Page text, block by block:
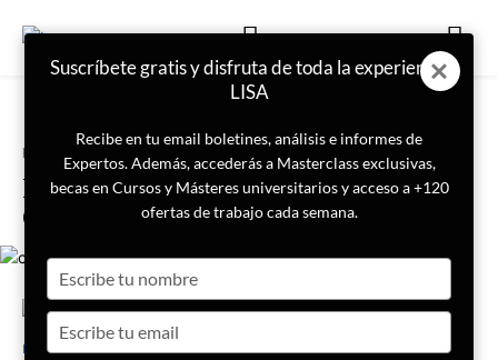
Portada
El CNI participa en un evento del
Colegio de Inteligencia en Europa
LISA News
Suscríbete gratis y disfruta de toda la experiencia
LISA
Recibe en tu email boletines, análisis e informes de
Expertos. Además, accederás a Masterclass exclusivas,
becas en Cursos y Másteres universitarios y acceso a +120
ofertas de trabajo cada semana.
your
name
your